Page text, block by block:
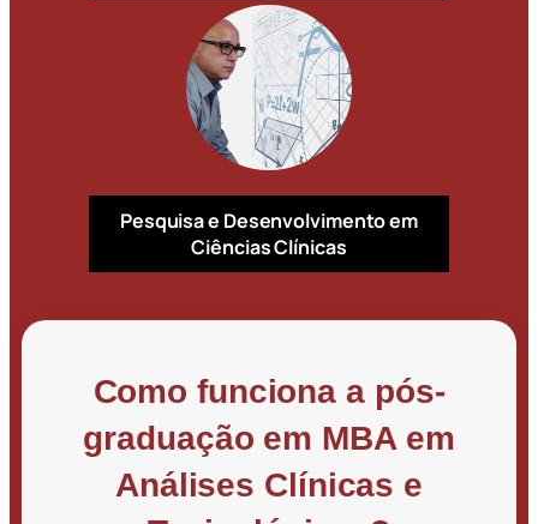
Pesquisa e Desenvolvimento em
Ciências Clínicas
Como funciona a pós-
graduação em MBA em
Análises Clínicas e